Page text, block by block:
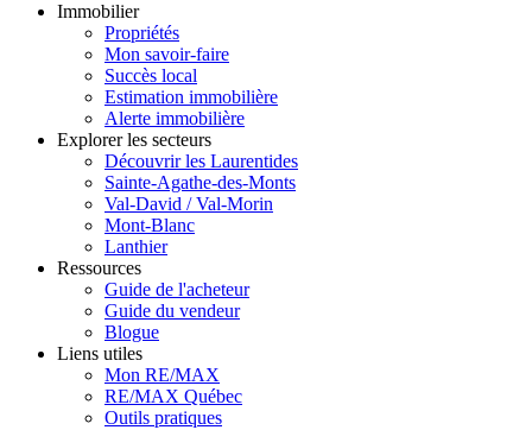
Immobilier
Propriétés
Mon savoir-faire
Succès local
Estimation immobilière
Alerte immobilière
Explorer les secteurs
Découvrir les Laurentides
Sainte-Agathe-des-Monts
Val-David / Val-Morin
Mont-Blanc
Lanthier
Ressources
Guide de l'acheteur
Guide du vendeur
Blogue
Liens utiles
Mon RE/MAX
RE/MAX Québec
Outils pratiques